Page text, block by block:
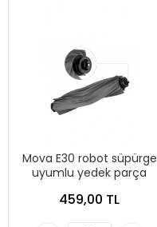
Mova E30 robot süpürge
uyumlu yedek parça
459,00 TL